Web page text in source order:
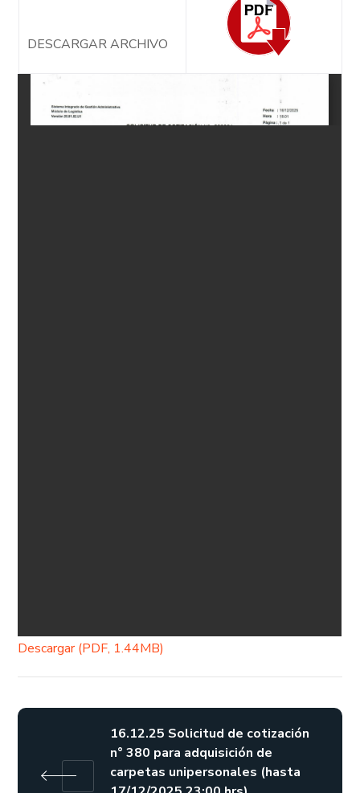
DESCARGAR ARCHIVO
Descargar (PDF, 1.44MB)
16.12.25 Solicitud de cotización
n° 380 para adquisición de
carpetas unipersonales (hasta